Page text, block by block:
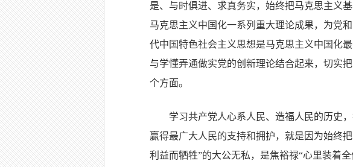
是、与时俱进、求真务实，始终把马克思主义
马克思主义中国化一系列重大理论成果，为党
代中国特色社会主义思想是马克思主义中国化
与学懂弄通做实党的创新理论结合起来，切实
个方面。
学习共产党人心系人民、造福人民的历史
赢得最广大人民的支持和拥护，就是因为始终
利益而牺牲”的大公无私，是焦裕禄“心里装着